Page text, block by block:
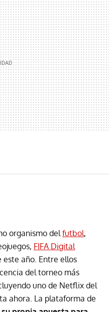
MAIL
organismo delfutbol,
FIFA Digital
año. Entre ellos
del torneo más
uno de Netflix del
ahora. La plataforma de